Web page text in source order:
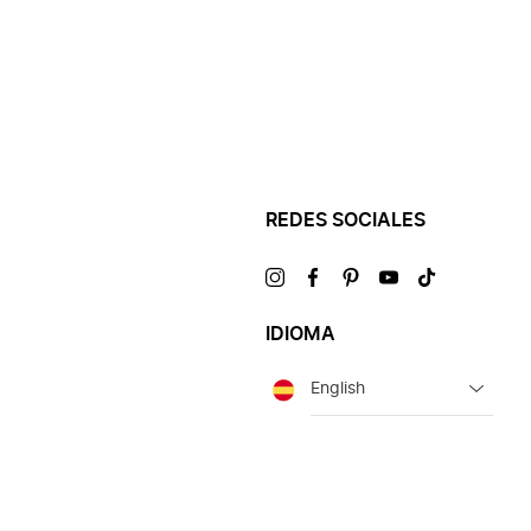
REDES SOCIALES
VisítanosVisítanosVisítanosVisítanosVisítanos
IDIOMA
Idioma